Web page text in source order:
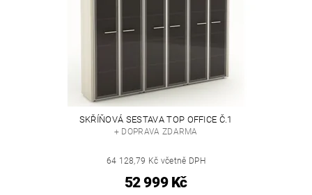
SKŘÍŇOVÁ SESTAVA TOP OFFICE Č.1
+ DOPRAVA ZDARMA
64 128,79 Kč včetně DPH
52 999 Kč